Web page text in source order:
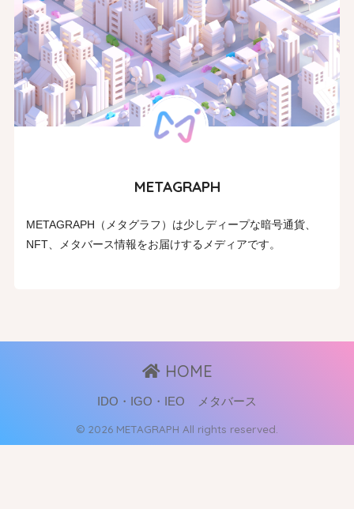
METAGRAPH
METAGRAPH（メタグラフ）は少しディープな暗号通貨、
NFT、メタバース情報をお届けするメディアです。
HOME
IDO・IGO・IEO メタバース
© 2026 METAGRAPH All rights reserved.